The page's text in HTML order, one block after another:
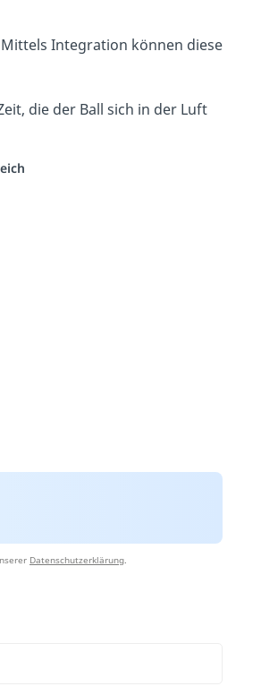
Integration können diese
die der Ball sich in der Luft
Datenschutzerklärung